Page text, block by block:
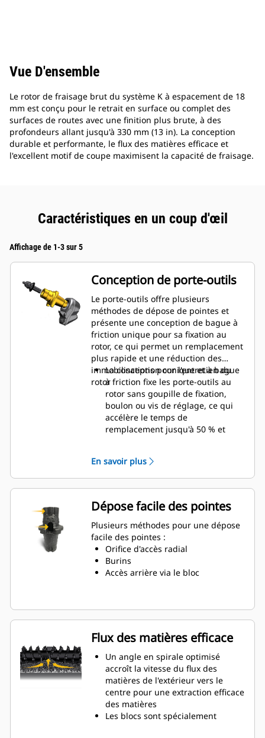
Vue D'ensemble
Le rotor de fraisage brut du système K à espacement de 18
mm est conçu pour le retrait en surface ou complet des
surfaces de routes avec une finition plus brute, à des
profondeurs allant jusqu'à 330 mm (13 in). La conception
durable et performante, le flux des matières efficace et
l'excellent motif de coupe maximisent la capacité de fraisage.
Caractéristiques en un coup d'œil
Affichage de 1-3 sur 5
Conception de porte-outils
Le porte-outils offre plusieurs
méthodes de dépose de pointes et
présente une conception de bague à
friction unique pour sa fixation au
rotor, ce qui permet un remplacement
plus rapide et une réduction des
immobilisations pour l'entretien du
rotor
La conception conique et à bague
à friction fixe les porte-outils au
rotor sans goupille de fixation,
boulon ou vis de réglage, ce qui
accélère le temps de
remplacement jusqu'à 50 % et
Le collier d'usure 20 mm est plus
long de 66 % que les porte-outils
système G
La conception de porte-outils anti-
rotation garantit un
positionnement approprié pour
éviter l'usure sur les blocs et les
supports
L'eau peut pénétrer par l'orifice
d'accès radial du porte-outils pour
Des porte-outils sont disponibles
pour s'adapter à des outils de
tailles de dent de 20 mm, 22 mm
et 25 mm pour diverses
applications
En savoir plus
Dépose facile des pointes
Plusieurs méthodes pour une dépose
facile des pointes :
Orifice d'accès radial
Burins
Accès arrière via le bloc
Flux des matières efficace
Un angle en spirale optimisé
accroît la vitesse du flux des
matières de l'extérieur vers le
centre pour une extraction efficace
des matières
Les blocs sont spécialement